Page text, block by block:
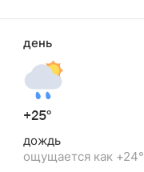
день
+25°
дождь
ощущается как +24°